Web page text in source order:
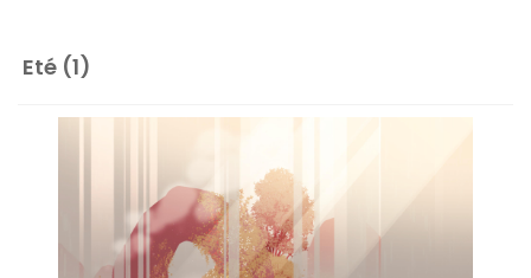
Eté (1)